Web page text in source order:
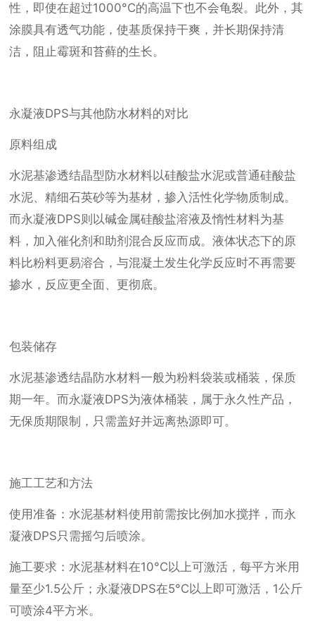
性，即使在超过1000°C的高温下也不会龟裂。此外，其
涂膜具有透气功能，使基质保持干爽，并长期保持清
洁，阻止霉斑和苔藓的生长。
永凝液DPS与其他防水材料的对比
原料组成
水泥基渗透结晶型防水材料以硅酸盐水泥或普通硅酸盐
水泥、精细石英砂等为基材，掺入活性化学物质制成。
而永凝液DPS则以碱金属硅酸盐溶液及惰性材料为基
料，加入催化剂和助剂混合反应而成。液体状态下的原
料比粉料更易溶合，与混凝土发生化学反应时不再需要
掺水，反应更全面、更彻底。
包装储存
水泥基渗透结晶防水材料一般为粉料袋装或桶装，保质
期一年。而永凝液DPS为液体桶装，属于永久性产品，
无保质期限制，只需盖好并远离热源即可。
施工工艺和方法
使用准备：水泥基材料使用前需按比例加水搅拌，而永
凝液DPS只需摇匀后喷涂。
施工要求：水泥基材料在10°C以上可激活，每平方米用
量至少1.5公斤；永凝液DPS在5°C以上即可激活，1公斤
可喷涂4平方米。